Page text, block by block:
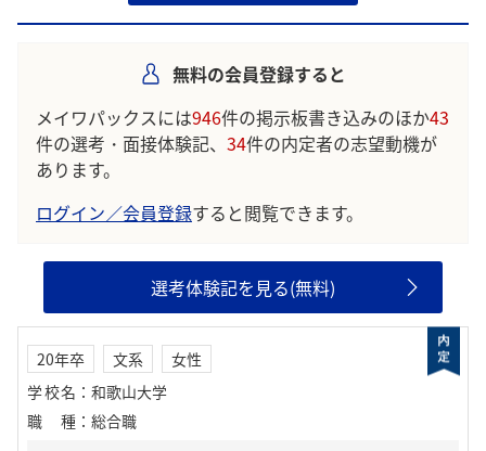
無料の会員登録すると
メイワパックスには946件の掲示板書き込みのほか43
件の選考・面接体験記、 34件の内定者の志望動機が
あります。
ログイン／会員登録すると閲覧できます。
選考体験記を見る(無料)
20年卒 文系
女性
学校名 ： 和歌山大学
職種 ： 総合職